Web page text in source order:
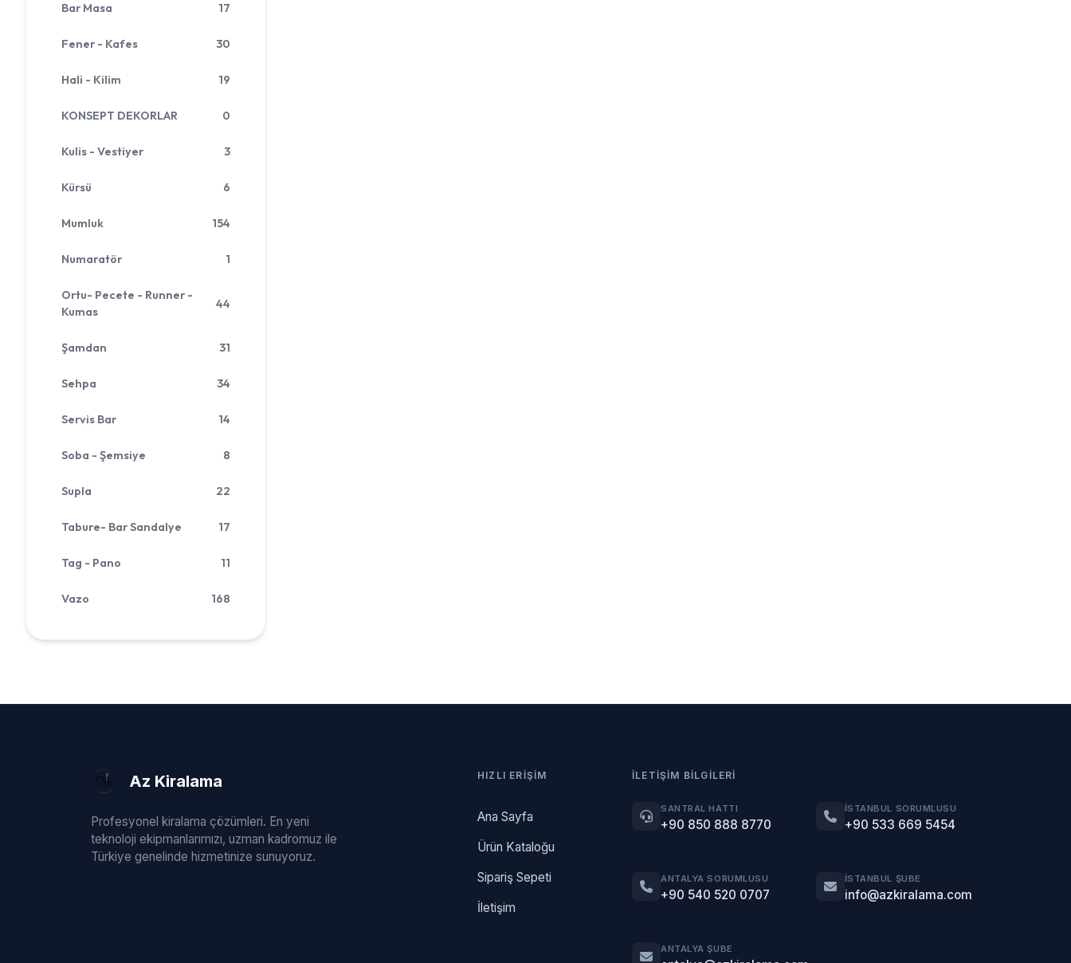
Bar Masa 17
Fener - Kafes 30
Hali - Kilim 19
KONSEPT DEKORLAR 0
Kulis - Vestiyer 3
Kürsü 6
Mumluk 154
Numaratör 1
Ortu- Pecete - Runner -
Kumas
44
Şamdan 31
Sehpa 34
Servis Bar 14
Soba - Şemsiye 8
Supla 22
Tabure- Bar Sandalye 17
Tag - Pano 11
Vazo 168
Az Kiralama
Profesyonel kiralama çözümleri. En yeni
teknoloji ekipmanlarımızı, uzman kadromuz ile
Türkiye genelinde hizmetinize sunuyoruz.
HIZLI ERIŞIM
Ana Sayfa
Ürün Kataloğu
Sipariş Sepeti
İletişim
İLETIŞIM BILGILERI
SANTRAL HATTI
+90 850 888 8770
İSTANBUL SORUMLUSU
+90 533 669 5454
ANTALYA SORUMLUSU
+90 540 520 0707
İSTANBUL ŞUBE
info@azkiralama.com
ANTALYA ŞUBE